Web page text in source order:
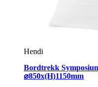
Hendi
Bordtrekk
⌀850x(H)1150mm